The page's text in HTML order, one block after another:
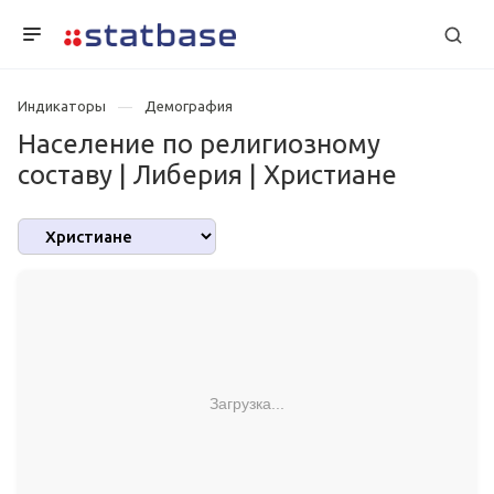
Индикаторы Демография
Население по религиозному
составу | Либерия | Христиане
Загрузка...